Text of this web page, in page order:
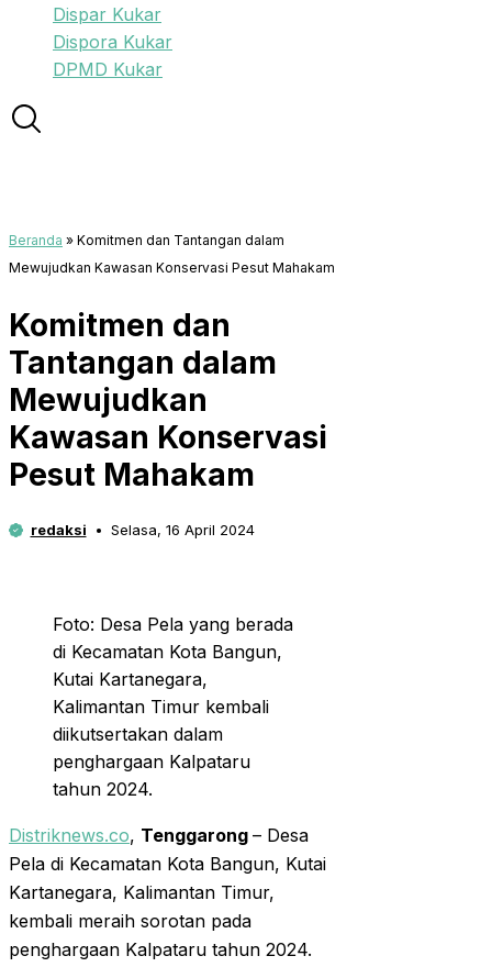
Dispar Kukar
Dispora Kukar
DPMD Kukar
Beranda » Komitmen dan Tantangan dalam
Mewujudkan Kawasan Konservasi Pesut Mahakam
Komitmen dan
Tantangan dalam
Mewujudkan
Kawasan Konservasi
Pesut Mahakam
redaksi Selasa, 16 April 2024
Foto: Desa Pela yang berada
di Kecamatan Kota Bangun,
Kutai Kartanegara,
Kalimantan Timur kembali
diikutsertakan dalam
penghargaan Kalpataru
tahun 2024.
Distriknews.co, Tenggarong – Desa
Pela di Kecamatan Kota Bangun, Kutai
Kartanegara, Kalimantan Timur,
kembali meraih sorotan pada
penghargaan Kalpataru tahun 2024.